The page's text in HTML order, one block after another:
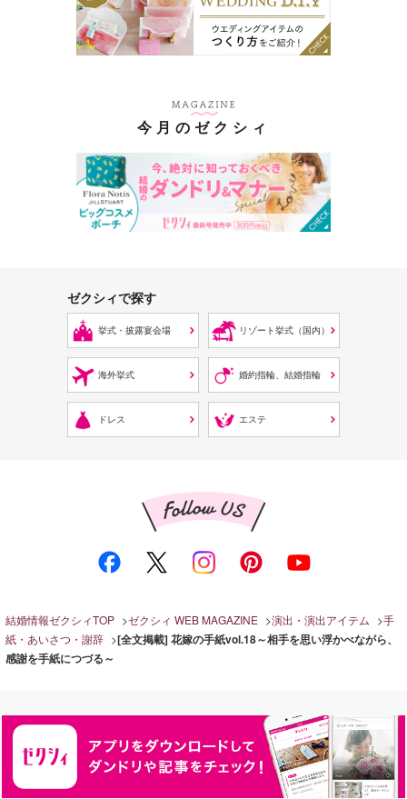
今月のゼクシィ
ゼクシィで探す
挙式・披露宴会場 リゾート挙式（国内）
海外挙式 婚約指輪、結婚指輪
ドレス エステ
結婚情報ゼクシィTOP ゼクシィ WEB MAGAZINE 演出・演出アイテム
手
紙・あいさつ・謝辞
[全文掲載] 花嫁の手紙vol.18～相手を思い浮かべながら、
感謝を手紙につづる～